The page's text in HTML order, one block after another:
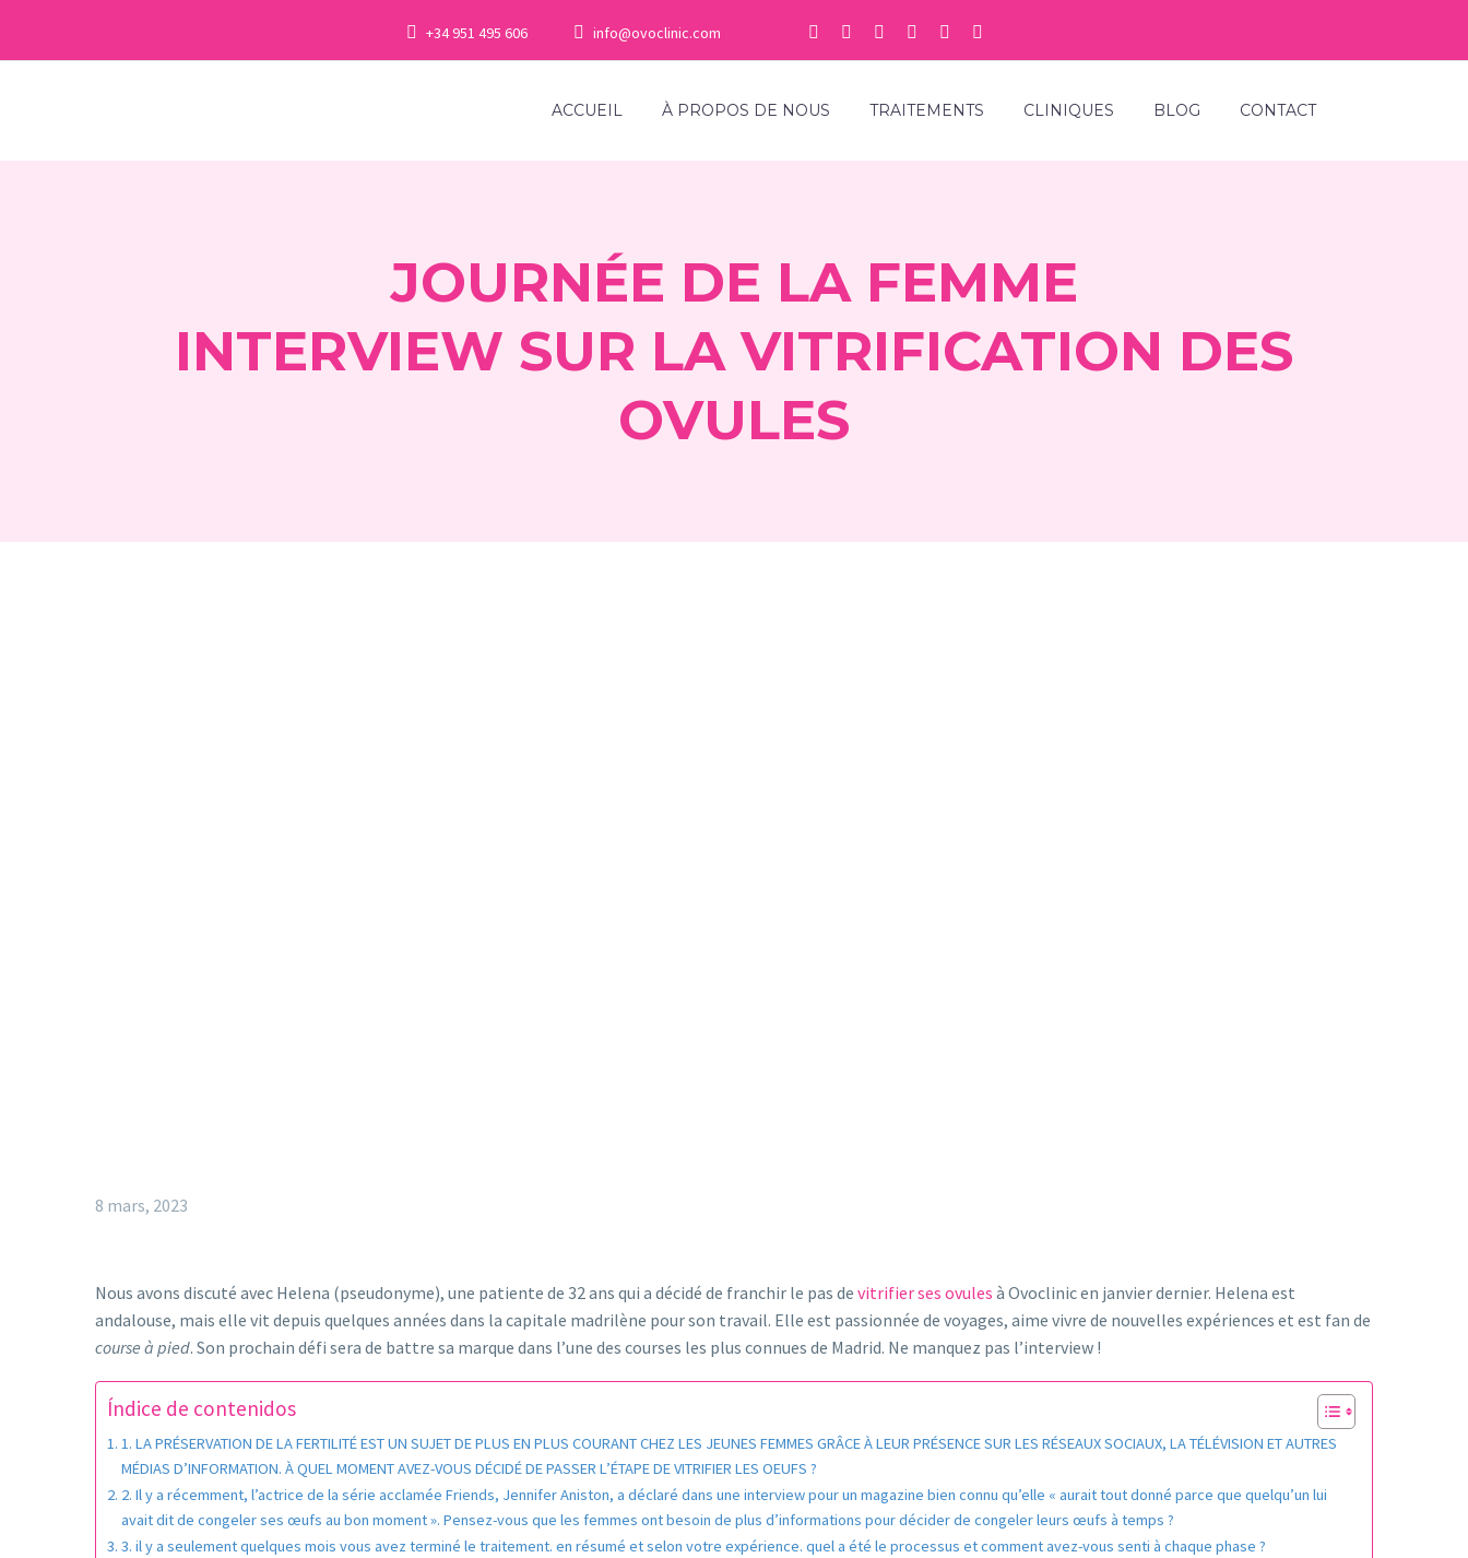
+34 951 495 606 info@ovoclinic.com
ACCUEIL À PROPOS DE NOUS TRAITEMENTS CLINIQUES BLOG CONTACT
JOURNÉE DE LA FEMME
INTERVIEW SUR LA VITRIFICATION DES
OVULES
8 mars, 2023
Nous avons discuté avec Helena (pseudonyme), une patiente de 32 ans qui a décidé de franchir le pas de vitrifier ses ovules à Ovoclinic en janvier dernier. Helena est
andalouse, mais elle vit depuis quelques années dans la capitale madrilène pour son travail. Elle est passionnée de voyages, aime vivre de nouvelles expériences et est fan de
course à pied. Son prochain défi sera de battre sa marque dans l’une des courses les plus connues de Madrid. Ne manquez pas l’interview !
Índice de contenidos
1. LA PRÉSERVATION DE LA FERTILITÉ EST UN SUJET DE PLUS EN PLUS COURANT CHEZ LES JEUNES FEMMES GRÂCE À LEUR PRÉSENCE SUR LES RÉSEAUX SOCIAUX, LA TÉLÉVISION ET AUTRES
MÉDIAS D’INFORMATION. À QUEL MOMENT AVEZ-VOUS DÉCIDÉ DE PASSER L’ÉTAPE DE VITRIFIER LES OEUFS ?
2. Il y a récemment, l’actrice de la série acclamée Friends, Jennifer Aniston, a déclaré dans une interview pour un magazine bien connu qu’elle « aurait tout donné parce que quelqu’un lui
avait dit de congeler ses œufs au bon moment ». Pensez-vous que les femmes ont besoin de plus d’informations pour décider de congeler leurs œufs à temps ?
3. il y a seulement quelques mois vous avez terminé le traitement. en résumé et selon votre expérience. quel a été le processus et comment avez-vous senti à chaque phase ?